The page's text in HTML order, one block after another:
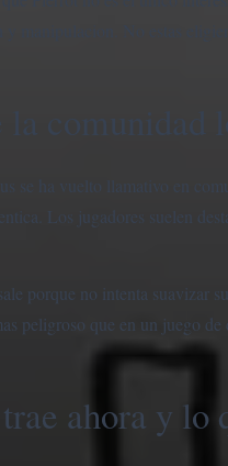
y manipulacion. No estas
la comunidad
se ha vuelto llamativo en
Los jugadores suelen
porque no intenta suavizar
peligroso que en un juego
ahora y lo